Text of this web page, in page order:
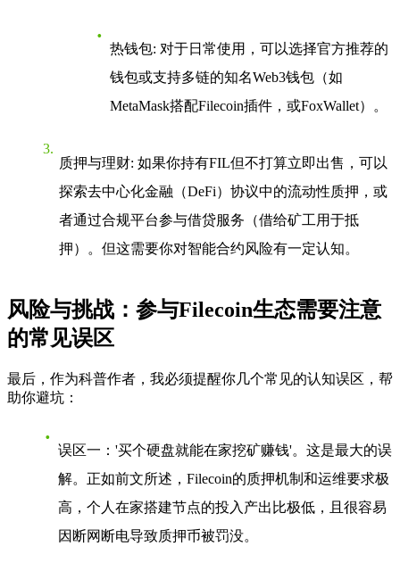
热钱包: 对于日常使用，可以选择官方推荐的
钱包或支持多链的知名Web3钱包（如
MetaMask搭配Filecoin插件，或FoxWallet）。
质押与理财: 如果你持有FIL但不打算立即出售，可以
探索去中心化金融（DeFi）协议中的流动性质押，或
者通过合规平台参与借贷服务（借给矿工用于抵
押）。但这需要你对智能合约风险有一定认知。
风险与挑战：参与Filecoin生态需要注意
的常见误区
最后，作为科普作者，我必须提醒你几个常见的认知误区，帮
助你避坑：
误区一：'买个硬盘就能在家挖矿赚钱'。这是最大的误
解。正如前文所述，Filecoin的质押机制和运维要求极
高，个人在家搭建节点的投入产出比极低，且很容易
因断网断电导致质押币被罚没。